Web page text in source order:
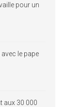
pour un
le pape
aux 30 000